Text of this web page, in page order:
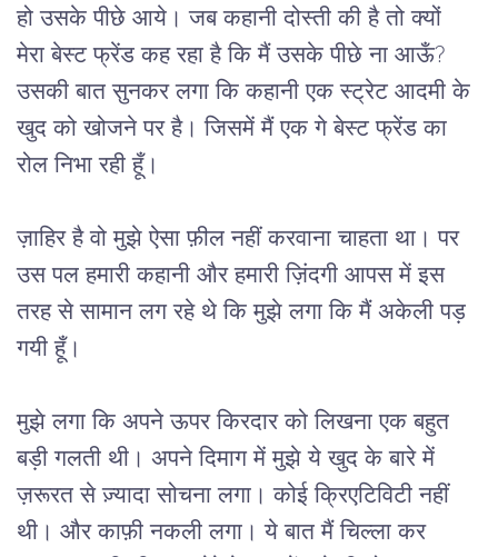
हो उसके पीछे आये। जब कहानी दोस्ती की है तो क्यों
मेरा बेस्ट फ्रेंड कह रहा है कि मैं उसके पीछे ना आऊँ?
उसकी बात सुनकर लगा कि कहानी एक स्ट्रेट आदमी के
खुद को खोजने पर है। जिसमें मैं एक गे बेस्ट फ्रेंड का
रोल निभा रही हूँ।
ज़ाहिर है वो मुझे ऐसा फ़ील नहीं करवाना चाहता था। पर
उस पल हमारी कहानी और हमारी ज़िंदगी आपस में इस
तरह से सामान लग रहे थे कि मुझे लगा कि मैं अकेली पड़
गयी हूँ।
मुझे लगा कि अपने ऊपर किरदार को लिखना एक बहुत
बड़ी गलती थी। अपने दिमाग में मुझे ये खुद के बारे में
ज़रूरत से ज़्यादा सोचना लगा। कोई क्रिएटिविटी नहीं
थी। और काफ़ी नकली लगा। ये बात मैं चिल्ला कर